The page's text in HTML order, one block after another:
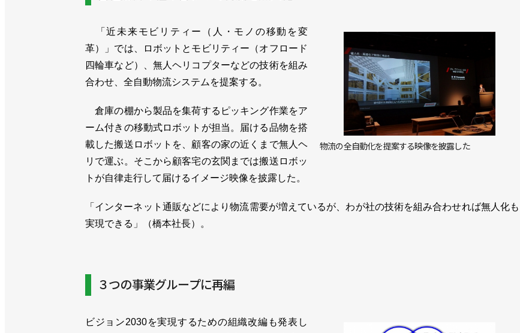
物流の全自動化を提案する映像を披露した
「近未来モビリティー（人・モノの移動を変
革）」では、ロボットとモビリティー（オフロード
四輪車など）、無人ヘリコプターなどの技術を組み
合わせ、全自動物流システムを提案する。
倉庫の棚から製品を集荷するピッキング作業をア
ーム付きの移動式ロボットが担当。届ける品物を搭
載した搬送ロボットを、顧客の家の近くまで無人ヘ
リで運ぶ。そこから顧客宅の玄関までは搬送ロボッ
トが自律走行して届けるイメージ映像を披露した。
「インターネット通販などにより物流需要が増えているが、わが社の技術を組み合わせれば無人化も
実現できる」（橋本社長）。
３つの事業グループに再編
ビジョン2030を実現するための組織改編も発表し